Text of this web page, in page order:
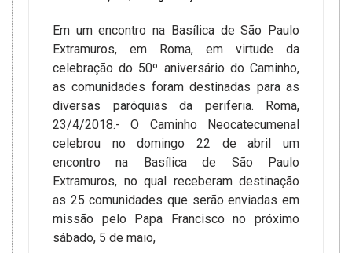
Em um encontro na Basílica de São Paulo
Extramuros, em Roma, em virtude da
celebração do 50º aniversário do Caminho,
as comunidades foram destinadas para as
diversas paróquias da periferia. Roma,
23/4/2018.- O Caminho Neocatecumenal
celebrou no domingo 22 de abril um
encontro na Basílica de São Paulo
Extramuros, no qual receberam destinação
as 25 comunidades que serão enviadas em
missão pelo Papa Francisco no próximo
sábado, 5 de maio,